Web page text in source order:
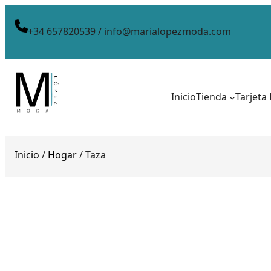
+34 657820539 / info@marialopezmoda.com
InicioTienda Tarjeta
Inicio / Hogar/ Taza